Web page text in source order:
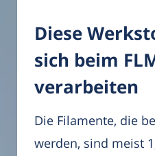
Diese
sich beim
verarbeiten
Die Filamente, die
werden, sind meist